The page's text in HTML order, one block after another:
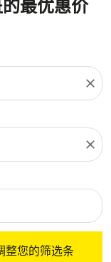
最优惠价
close
close
整您的筛选条